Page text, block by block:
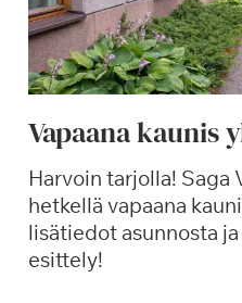
Vapaana kaunis
Harvoin tarjolla! Saga
hetkellä vapaana
lisätiedot asunnosta
esittely!